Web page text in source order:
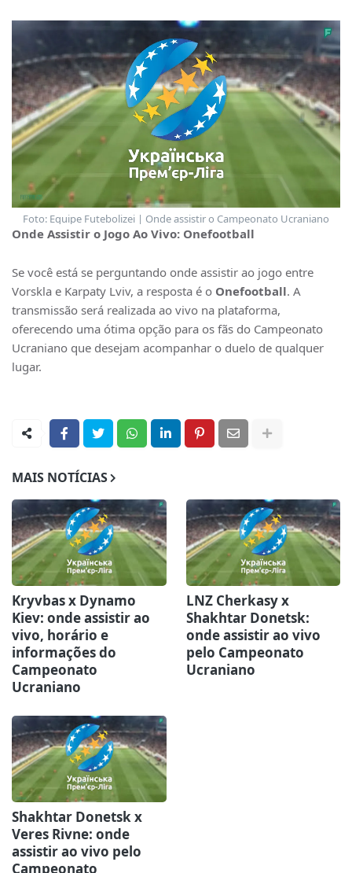
Foto: Equipe Futebolizei | Onde assistir o Campeonato Ucraniano
Onde Assistir o Jogo Ao Vivo: Onefootball
Se você está se perguntando onde assistir ao jogo entre
Vorskla e Karpaty Lviv, a resposta é o Onefootball. A
transmissão será realizada ao vivo na plataforma,
oferecendo uma ótima opção para os fãs do Campeonato
Ucraniano que desejam acompanhar o duelo de qualquer
lugar.
MAIS NOTÍCIAS
Kryvbas x Dynamo
Kiev: onde assistir ao
vivo, horário e
informações do
Campeonato
Ucraniano
LNZ Cherkasy x
Shakhtar Donetsk:
onde assistir ao vivo
pelo Campeonato
Ucraniano
Shakhtar Donetsk x
Veres Rivne: onde
assistir ao vivo pelo
Campeonato